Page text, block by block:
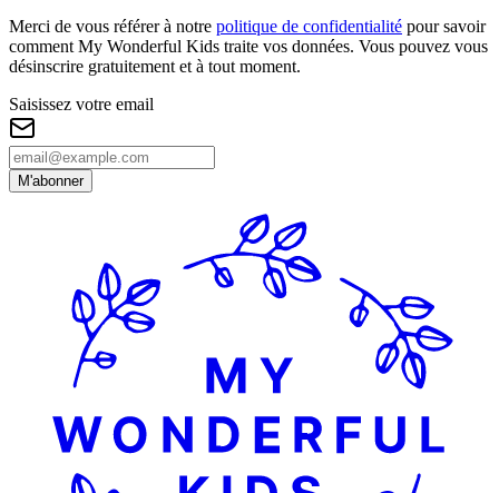
Merci de vous référer à notre politique de confidentialité pour savoir
comment My Wonderful Kids traite vos données. Vous pouvez vous
désinscrire gratuitement et à tout moment.
Saisissez votre email
M'abonner